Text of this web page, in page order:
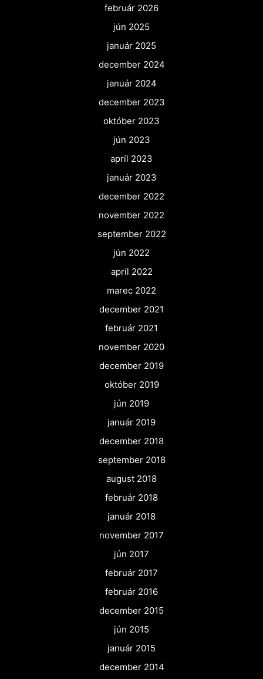
február 2026
jún 2025
január 2025
december 2024
január 2024
december 2023
október 2023
jún 2023
apríl 2023
január 2023
december 2022
november 2022
september 2022
jún 2022
apríl 2022
marec 2022
december 2021
február 2021
november 2020
december 2019
október 2019
jún 2019
január 2019
december 2018
september 2018
august 2018
február 2018
január 2018
november 2017
jún 2017
február 2017
február 2016
december 2015
jún 2015
január 2015
december 2014